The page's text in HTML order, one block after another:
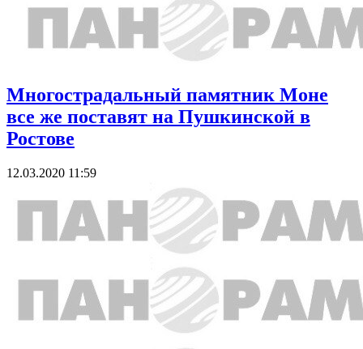
Многострадальный памятник Моне
все же поставят на Пушкинской в
Ростове
12.03.2020 11:59